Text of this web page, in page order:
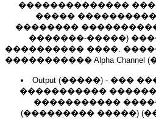
��������������
�����
��������
�������-�����)
���������� ����.
����������� Alpha
Output (�����) - ���
�����������
�����������
(��������� �����)